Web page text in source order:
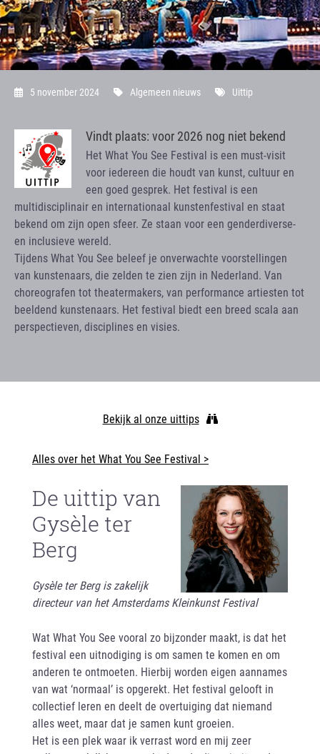
5 november 2024 Algemeen nieuws Uittip
Vindt plaats: voor 2026 nog niet bekend
Het What You See Festival is een must-visit
voor iedereen die houdt van kunst, cultuur en
een goed gesprek. Het festival is een
multidisciplinair en internationaal kunstenfestival en staat
bekend om zijn open sfeer. Ze staan voor een genderdiverse-
en inclusieve wereld.
Tijdens What You See beleef je onverwachte voorstellingen
van kunstenaars, die zelden te zien zijn in Nederland. Van
choreografen tot theatermakers, van performance artiesten tot
beeldend kunstenaars. Het festival biedt een breed scala aan
perspectieven, disciplines en visies.
Bekijk al onze uittips
Alles over het What You See Festival >
De uittip van
Gysèle ter
Berg
Gysèle ter Berg is zakelijk
directeur van het Amsterdams Kleinkunst Festival
Wat What You See vooral zo bijzonder maakt, is dat het
festival een uitnodiging is om samen te komen en om
anderen te ontmoeten. Hierbij worden eigen aannames
van wat ‘normaal’ is opgerekt. Het festival gelooft in
collectief leren en deelt de overtuiging dat niemand
alles weet, maar dat je samen kunt groeien.
Het is een plek waar ik verrast word en mij zeer